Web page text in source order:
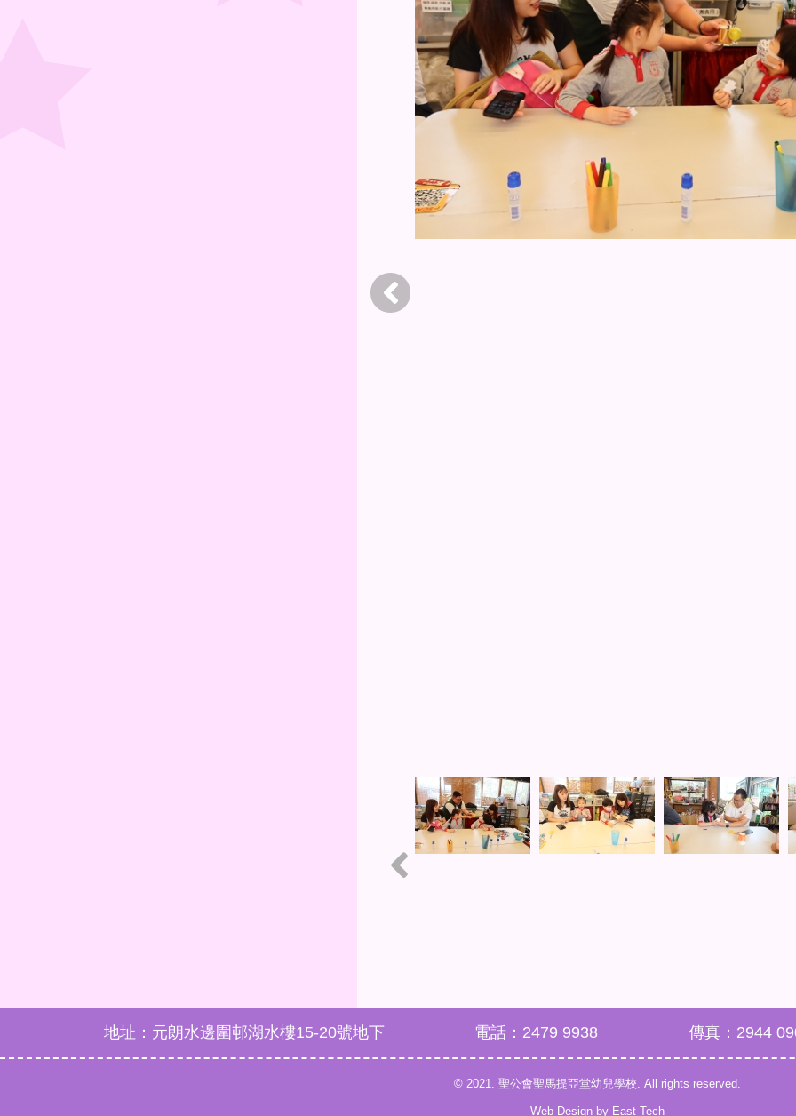
地址：元朗水邊圍邨湖水樓15-20號地下 電話：2479 9938 傳真：2944
© 2021. 聖公會聖馬提亞堂幼兒學校. All rights reserved.
Web Designby East Tech